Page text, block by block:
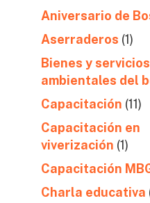
Aniversario de
Aserraderos (1)
Bienes y servicios
ambientales del
Capacitación (11)
Capacitación en
viverización (1)
Capacitación
Charla educativa